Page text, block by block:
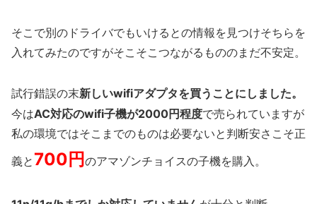
そこで別のドライバでもいけるとの情報を見つけそちらを
入れてみたのですがそこそこつながるもののまだ不安定。
試行錯誤の末新しいwifiアダプタを買うことにしました。
今はAC対応のwifi子機が2000円程度で売られていますが
私の環境ではそこまでのものは必要ないと判断安さこそ正
義と 700円のアマゾンチョイスの子機を購入。